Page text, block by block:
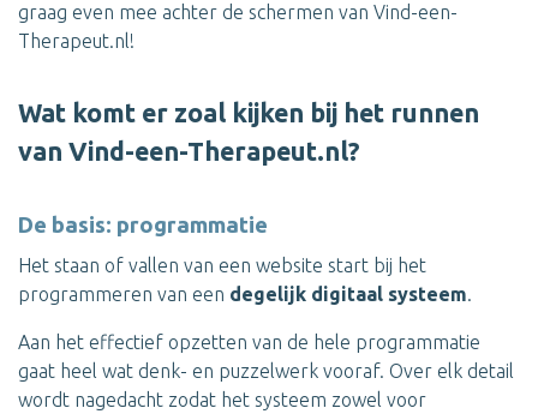
graag even mee achter de schermen van Vind-een-
Therapeut.nl!
Wat komt er zoal kijken bij het runnen
van Vind-een-Therapeut.nl?
De basis: programmatie
Het staan of vallen van een website start bij het
programmeren van een degelijk digitaal systeem.
Aan het effectief opzetten van de hele programmatie
gaat heel wat denk- en puzzelwerk vooraf. Over elk detail
wordt nagedacht zodat het systeem zowel voor